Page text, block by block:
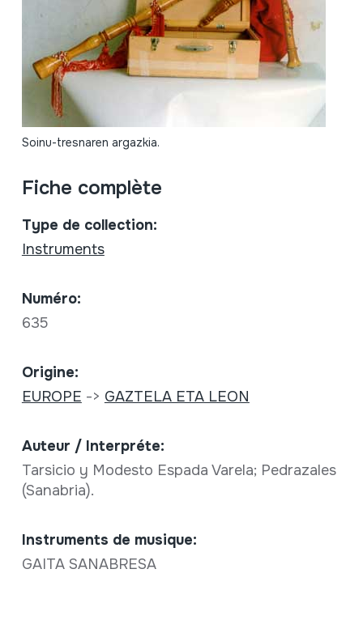
Soinu-tresnaren argazkia.
Fiche complète
Type de collection:
Instruments
Numéro:
635
Origine:
EUROPE -> GAZTELA ETA LEON
Auteur / Interpréte:
Tarsicio y Modesto Espada Varela; Pedrazales
(Sanabria).
Instruments de musique:
GAITA SANABRESA